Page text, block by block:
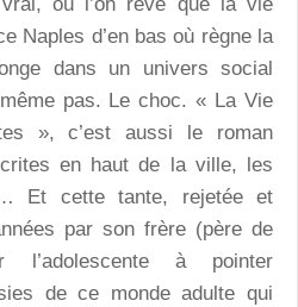
Naples d’en bas où règne la
dans un univers social
pas. Le choc. « La Vie
», c’est aussi le roman
en haut de la ville, les
Et cette tante, rejetée et
par son frère (père de
l’adolescente à pointer
de ce monde adulte qui